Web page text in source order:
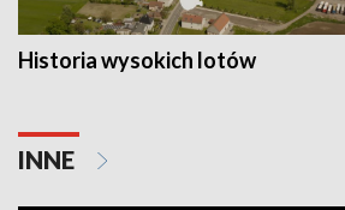
Historia wysokich lotów
INNE